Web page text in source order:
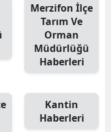
Merzifon İlçe
Tarım Ve
Orman
Müdürlüğü
Haberleri
Kantin
Haberleri